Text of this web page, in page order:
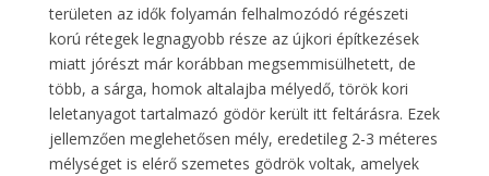
területen az idők folyamán felhalmozódó régészeti
korú rétegek legnagyobb része az újkori építkezések
miatt jórészt már korábban megsemmisülhetett, de
több, a sárga, homok altalajba mélyedő, török kori
leletanyagot tartalmazó gödör került itt feltárásra. Ezek
jellemzően meglehetősen mély, eredetileg 2-3 méteres
mélységet is elérő szemetes gödrök voltak, amelyek